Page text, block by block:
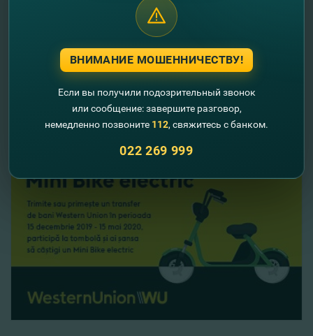
FinComBank объявляет о старте кампании
Black Week!
ВНИМАНИЕ МОШЕННИЧЕСТВУ!
Если вы получили подозрительный звонок
или сообщение: завершите разговор,
немедленно позвоните 112, свяжитесь с банком.
022 269 999